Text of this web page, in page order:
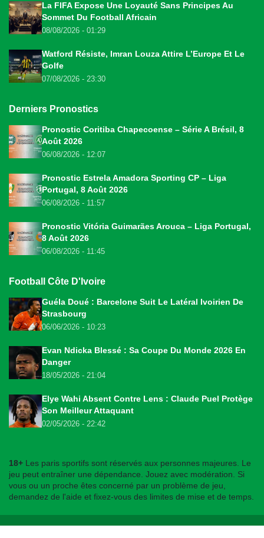
La FIFA Expose Une Loyauté Sans Principes Au
Sommet Du Football Africain
08/08/2026 - 01:29
Watford Résiste, Imran Louza Attire L’Europe Et Le
Golfe
07/08/2026 - 23:30
Derniers Pronostics
Pronostic Coritiba Chapecoense – Série A Brésil, 8
Août 2026
06/08/2026 - 12:07
Pronostic Estrela Amadora Sporting CP – Liga
Portugal, 8 Août 2026
06/08/2026 - 11:57
Pronostic Vitória Guimarães Arouca – Liga Portugal,
8 Août 2026
06/08/2026 - 11:45
Football Côte D'Ivoire
Guéla Doué : Barcelone Suit Le Latéral Ivoirien De
Strasbourg
06/06/2026 - 10:23
Evan Ndicka Blessé : Sa Coupe Du Monde 2026 En
Danger
18/05/2026 - 21:04
Elye Wahi Absent Contre Lens : Claude Puel Protège
Son Meilleur Attaquant
02/05/2026 - 22:42
18+ Les paris sportifs sont réservés aux personnes majeures. Le
jeu peut entraîner une dépendance. Jouez avec modération. Si
vous ou un proche êtes concerné par un problème de jeu,
demandez de l'aide et fixez-vous des limites de mise et de temps.